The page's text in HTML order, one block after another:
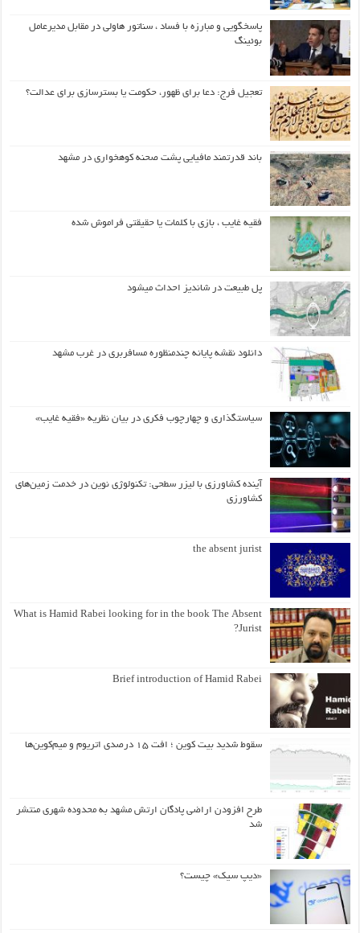
پاسخگویی و مبارزه با فساد ، سناتور هاولی در مقابل مدیرعامل
بوئینگ
تعجیل فرج: دعا برای ظهور، حکومت یا بسترسازی برای عدالت؟
باند قدرتمند مافیایی پشت صحنه کوهخواری در مشهد
فقیه غایب ، بازی با کلمات یا حقیقتی فراموش شده
پل طبیعت در شاندیز احداث میشود
دانلود نقشه پایانه چندمنظوره مسافربری در غرب مشهد
سیاستگذاری و چهارچوب فکری در بیان نظریه «فقیه غایب»
آینده کشاورزی با لیزر سطحی: تکنولوژی نوین در خدمت زمین‌های
کشاورزی
the absent jurist
What is Hamid Rabei looking for in the book The Absent
Jurist?
Brief introduction of Hamid Rabei
سقوط شدید بیت کوین ؛ افت ۱۵ درصدی اتریوم و میم‌کوین‌ها
طرح افزودن اراضی پادگان ارتش مشهد به محدوده شهری منتشر
شد
«دیپ سیک» چیست؟